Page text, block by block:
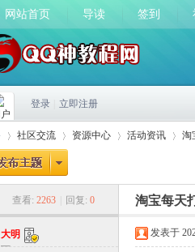
网站首页 导读 签到
登录 立即注册
社区交流 资源中心 活动资讯
›
淘
查看: 2263 回复: 0 淘宝每天
大明 发表于